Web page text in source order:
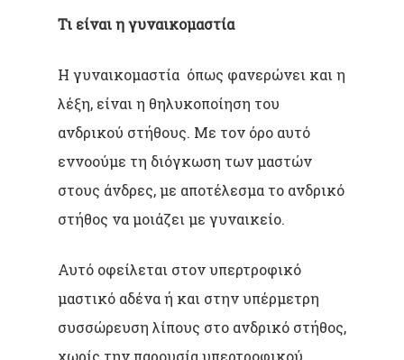
Τι είναι η γυναικομαστία
Η γυναικομαστία όπως φανερώνει και η
λέξη, είναι η θηλυκοποίηση του
ανδρικού στήθους. Με τον όρο αυτό
εννοούμε τη διόγκωση των μαστών
στους άνδρες, με αποτέλεσμα το ανδρικό
στήθος να μοιάζει με γυναικείο.
Αυτό οφείλεται στον υπερτροφικό
μαστικό αδένα ή και στην υπέρμετρη
συσσώρευση λίπους στο ανδρικό στήθος,
χωρίς την παρουσία υπερτροφικού